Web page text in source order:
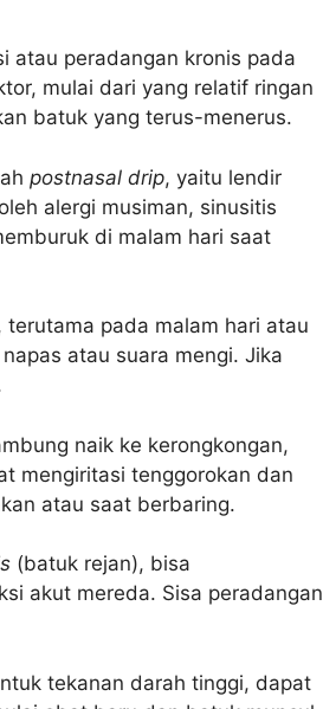
atau peradangan kronis pada
mulai dari yang relatif ringan
batuk yang terus-menerus.
postnasal drip, yaitu lendir
alergi musiman, sinusitis
di malam hari saat
pada malam hari atau
atau suara mengi. Jika
naik ke kerongkongan,
mengiritasi tenggorokan dan
atau saat berbaring.
(batuk rejan), bisa
akut mereda. Sisa peradangan
tekanan darah tinggi, dapat